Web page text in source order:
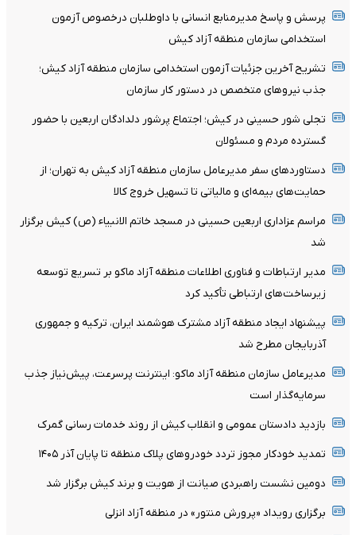
پرسش و پاسخ مدیرمنابع انسانی با داوطلبان درخصوص آزمون
استخدامی سازمان منطقه آزاد کیش
تشریح آخرین جزئیات آزمون استخدامی سازمان منطقه آزاد کیش؛
جذب نیروهای متخصص در دستور کار سازمان
تجلی شور حسینی در کیش؛ اجتماع پرشور دلدادگان اربعین با حضور
گسترده مردم و مسئولان
دستاوردهای سفر مدیرعامل سازمان منطقه آزاد کیش به تهران؛ از
حمایت‌های بیمه‌ای و مالیاتی تا تسهیل خروج کالا
مراسم عزاداری اربعین حسینی در مسجد خاتم ‌الانبیاء (ص) کیش برگزار
شد
مدیر ارتباطات و فناوری اطلاعات منطقه آزاد ماکو بر تسریع توسعه
زیرساخت‌های ارتباطی تأکید کرد
پیشنهاد ایجاد منطقه آزاد مشترک هوشمند ایران، ترکیه و جمهوری
آذربایجان مطرح شد
مدیرعامل سازمان منطقه آزاد ماکو: اینترنت پرسرعت، پیش‌نیاز جذب
سرمایه‌گذار است
بازدید دادستان عمومی و انقلاب کیش از روند خدمات رسانی گمرک
تمدید خودکار مجوز تردد خودروهای پلاک منطقه تا پایان آذر ۱۴۰۵
دومین نشست راهبردی صیانت از هویت و برند کیش برگزار شد
برگزاری رویداد «پرورش منتور» در منطقه آزاد انزلی